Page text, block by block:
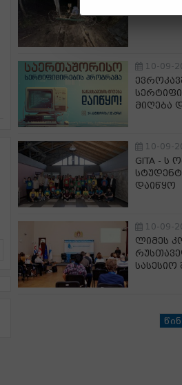
10-09-
მიღება
10-09-
GITA - ს
დაიწყო
10-09-
ლიმეს
წინ